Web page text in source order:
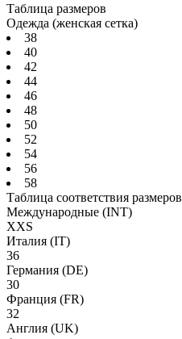
Таблица размеров
Одежда (женская сетка)
38
40
42
44
46
48
50
52
54
56
58
Таблица соответствия размеров
Международные (INT)
XXS
Италия (IT)
36
Германия (DE)
30
Франция (FR)
32
Англия (UK)